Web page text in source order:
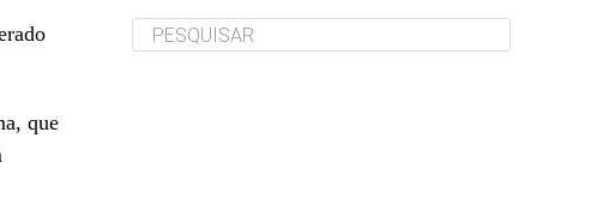
que